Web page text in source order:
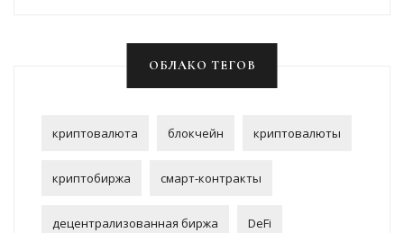
ОБЛАКО ТЕГОВ
криптовалюта блокчейн криптовалюты
криптобиржа смарт-контракты
децентрализованная биржа DeFi